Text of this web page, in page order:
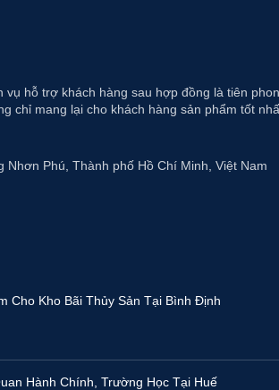
hỗ trợ khách hàng sau hợp đồng là tiên
chỉ mang lại cho khách hàng sản phẩm tốt
Phú, Thành phố Hồ Chí Minh, Việt Nam
Cho Kho Bãi Thủy Sản Tại Bình Định
Hành Chính, Trường Học Tại Huế